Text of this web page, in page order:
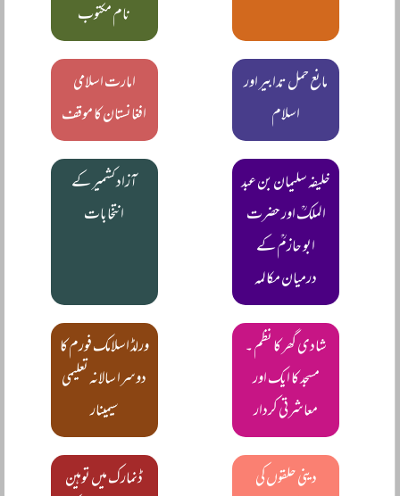
نام مکتوب
مانع حمل تدابیر اور
اسلام
امارت اسلامی
افغانستان کا موقف
خلیفہ سلیمان بن عبد
الملکؒ اور حضرت
ابو حازمؒ کے
درمیان مکالمہ
آزاد کشمیر کے
انتخابات
شادی گھر کا نظم ۔
مسجد کا ایک اور
معاشرتی کردار
ورلڈ اسلامک فورم کا
دوسرا سالانہ تعلیمی
سیمینار
دینی حلقوں کی
ڈنمارک میں توہین